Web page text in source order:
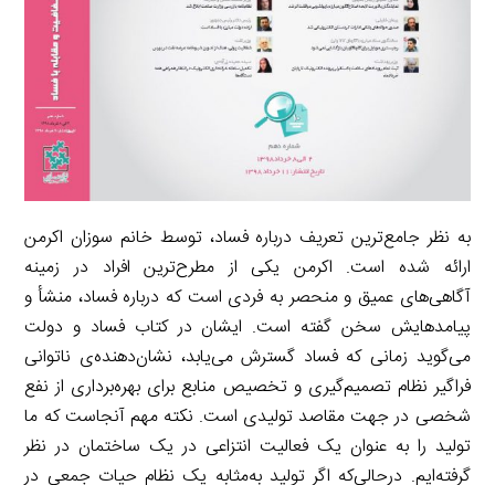
به نظر جامع‌ترین تعریف درباره فساد، توسط خانم سوزان اکرمن
ارائه شده است. اکرمن یکی از مطرح‌ترین افراد در زمینه
آگاهی‌های عمیق و منحصر به فردی است که درباره فساد، منشأ و
پیامدهایش سخن گفته است. ایشان در کتاب فساد و دولت
می‌گوید زمانی که فساد گسترش می‌یابد، نشان‌دهنده‌ی ناتوانی
فراگیر نظام تصمیم‌گیری و تخصیص منابع برای بهره‌برداری از نفع
شخصی در جهت مقاصد تولیدی است. نکته مهم آنجاست که ما
تولید را به عنوان یک فعالیت انتزاعی در یک ساختمان در نظر
گرفته‌ایم. درحالی‌که اگر تولید به‌مثابه یک نظامِ حیات جمعی در